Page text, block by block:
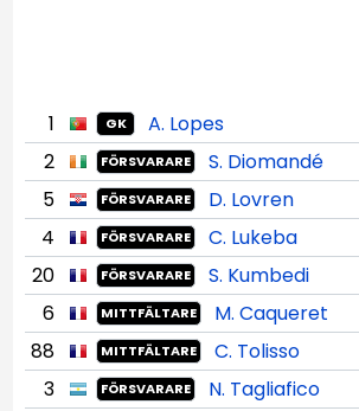
1 GK
A. Lopes
2
FÖRSVARARE S. Diomandé
5 FÖRSVARARE
D. Lovren
4
FÖRSVARARE
C. Lukeba
20
FÖRSVARARE
S. Kumbedi
6
MITTFÄLTARE
M. Caqueret
88
MITTFÄLTARE C. Tolisso
3 FÖRSVARARE
N. Tagliafico